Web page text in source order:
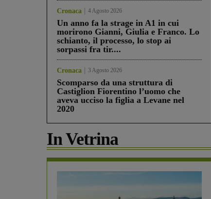
Cronaca 4 Agosto 2026
Un anno fa la strage in A1 in cui
morirono Gianni, Giulia e Franco. Lo
schianto, il processo, lo stop ai
sorpassi fra tir....
Cronaca 3 Agosto 2026
Scomparso da una struttura di
Castiglion Fiorentino l’uomo che
aveva ucciso la figlia a Levane nel
2020
In Vetrina